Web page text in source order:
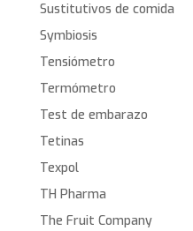
Sustitutivos de comida
Symbiosis
Tensiómetro
Termómetro
Test de embarazo
Tetinas
Texpol
TH Pharma
The Fruit Company